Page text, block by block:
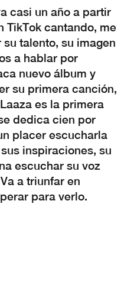
casi un año a partir
TikTok cantando, me
talento, su imagen
a hablar por
nuevo álbum y
su primera canción,
es la primera
dedica cien por
placer escucharla
inspiraciones, su
escuchar su voz
a triunfar en
para verlo.